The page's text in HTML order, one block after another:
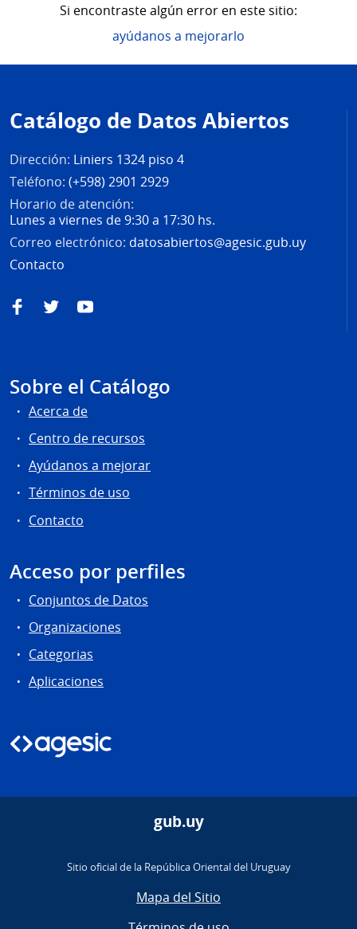
Si encontraste algún error en este sitio:
ayúdanos a mejorarlo
de
página
Catálogo de Datos Abiertos
Dirección: Liniers 1324 piso 4
Teléfono: (+598) 2901 2929
Horario de atención:
Lunes a viernes de 9:30 a 17:30 hs.
Correo electrónico: datosabiertos@agesic.gub.uy
Contacto
FacebookTwitterYouTube
Sobre el Catálogo
Acerca de
Centro de recursos
Ayúdanos a mejorar
Términos de uso
Contacto
Acceso por perfiles
Conjuntos de Datos
Organizaciones
Categorias
Aplicaciones
gub.uy
Sitio oficial de la República Oriental del Uruguay
Mapa del Sitio